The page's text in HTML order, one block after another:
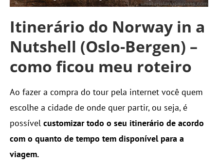
Itinerário do Norway in a
Nutshell (Oslo-Bergen) –
como ficou meu roteiro
Ao fazer a compra do tour pela internet você quem
escolhe a cidade de onde quer partir, ou seja, é
possível customizar todo o seu itinerário de acordo
com o quanto de tempo tem disponível para a
viagem.